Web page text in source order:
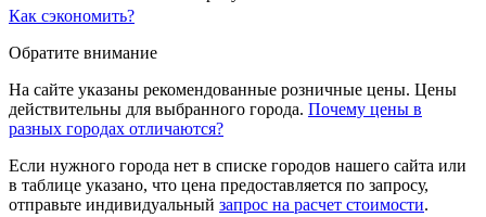
Как сэкономить?
Обратите внимание
На сайте указаны рекомендованные розничные цены. Цены
действительны для выбранного города. Почему цены в
разных городах отличаются?
Если нужного города нет в списке городов нашего сайта или
в таблице указано, что цена предоставляется по запросу,
отправьте индивидуальный запрос на расчет стоимости.